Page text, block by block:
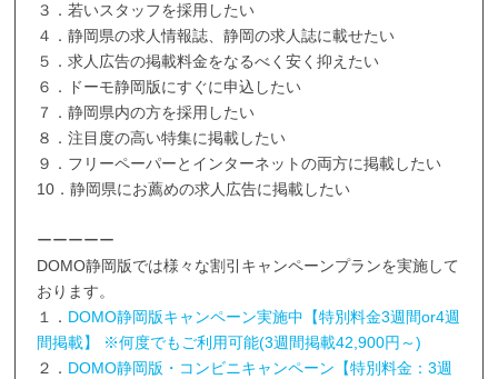
３．若いスタッフを採用したい
４．静岡県の求人情報誌、静岡の求人誌に載せたい
５．求人広告の掲載料金をなるべく安く抑えたい
６．ドーモ静岡版にすぐに申込したい
７．静岡県内の方を採用したい
８．注目度の高い特集に掲載したい
９．フリーペーパーとインターネットの両方に掲載したい
10．静岡県にお薦めの求人広告に掲載したい
ーーーーー
DOMO静岡版では様々な割引キャンペーンプランを実施して
おります。
１． DOMO静岡版キャンペーン実施中【特別料金3週間or4週
間掲載】 ※何度でもご利用可能(3週間掲載42,900円～)
２． DOMO静岡版・コンビニキャンペーン【特別料金：3週